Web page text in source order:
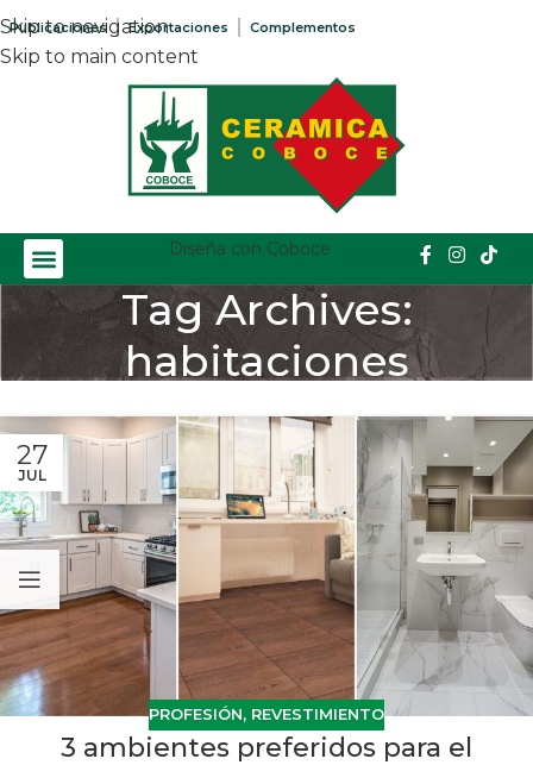
Skip to navigation
Skip to main content
Publicaciones Exportaciones Complementos
Diseña con Coboce
Tag Archives:
habitaciones
27
JUL
PROFESIÓN, REVESTIMIENTO
3 ambientes preferidos para el